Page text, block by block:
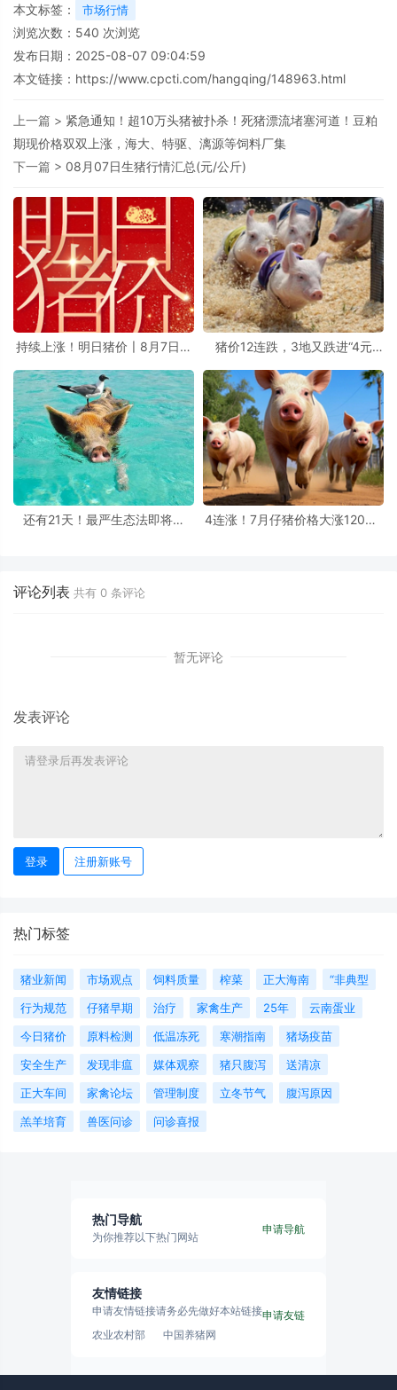
本文标签：
市场行情
浏览次数： 540 次浏览
发布日期：2025-08-07 09:04:59
本文链接： https://www.cpcti.com/hangqing/148963.html
上一篇 > 紧急通知！超10万头猪被扑杀！死猪漂流堵塞河道！豆粕
期现价格双双上涨，海大、特驱、漓源等饲料厂集
下一篇 > 08月07日生猪行情汇总(元/公斤)
持续上涨！明日猪价〡8月7日西
猪价12连跌，3地又跌进“4元
还有21天！最严生态法即将实
4连涨！7月仔猪价格大涨120元/
评论列表 共有 0 条评论
暂无评论
发表评论
登录 注册新账号
热门标签
猪业新闻 市场观点 饲料质量 榨菜 正大海南
“非典型
行为规范
仔猪早期 治疗 家禽生产 25年
云南蛋业
今日猪价
原料检测 低温冻死 寒潮指南
猪场疫苗
安全生产
发现非瘟 媒体观察 猪只腹泻
送清凉
正大车间
家禽论坛 管理制度 立冬节气
腹泻原因
羔羊培育
兽医问诊 问诊喜报
热门导航
为你推荐以下热门网站
申请导航
友情链接
申请友情链接请务必先做好本站链接
农业农村部
中国养猪网
申请友链